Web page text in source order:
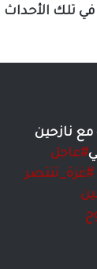
في تلك الأحداث
مع نازحين
#عاجل
#غزة_تنتصر